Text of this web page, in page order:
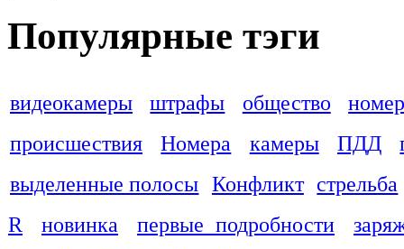
Популярные тэги
видеокамеры штрафы общество
происшествия
Номера камеры ПДД
выделенные полосы Конфликт стрельба
R
новинка первые подробности